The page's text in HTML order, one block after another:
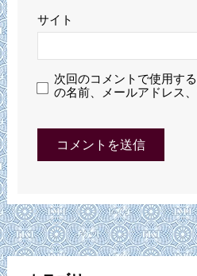
サイト
次回のコメントで使用す
の名前、メールアドレス